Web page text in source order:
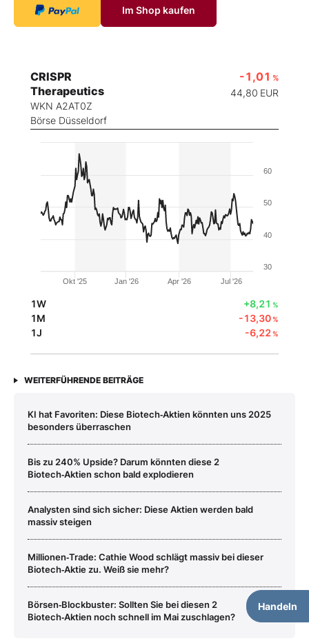
Im Shop kaufen
CRISPR
Therapeutics
WKN A2AT0Z
Börse Düsseldorf
-1,01 %
44,80 EUR
Handeln
Okt '25 Jan '26 Apr '26 Jul '26
30
40
50
60
1W +8,21 %
1M -13,30%
1J -6,22%
WEITERFÜHRENDE BEITRÄGE
KI hat Favoriten: Diese Biotech‑Aktien könnten uns 2025
besonders überraschen
Bis zu 240% Upside? Darum könnten diese 2
Biotech‑Aktien schon bald explodieren
Analysten sind sich sicher: Diese Aktien werden bald
massiv steigen
Millionen‑Trade: Cathie Wood schlägt massiv bei dieser
Biotech‑Aktie zu. Weiß sie mehr?
Börsen‑Blockbuster: Sollten Sie bei diesen 2
Biotech‑Aktien noch schnell im Mai zuschlagen?